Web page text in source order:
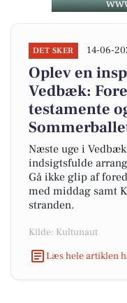
DET SKER 14-06-
Oplev en
Vedbæk:
testamente
Næste uge i
indsigtsfulde
Gå ikke glip af
med middag samt
stranden.
Kilde: Kultunaut
Læs hele artiklen